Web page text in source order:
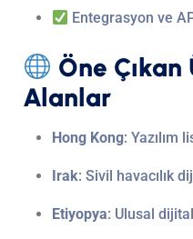
Entegrasyon ve
Öne
Alanlar
Hong Kong: Yazılım
Irak: Sivil havacılık
Etiyopya: Ulusal